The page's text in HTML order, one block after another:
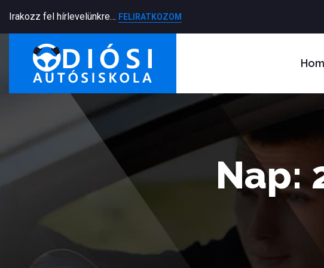
Irakozz fel hírlevelünkre… FELIRATKOZOM
Nap: